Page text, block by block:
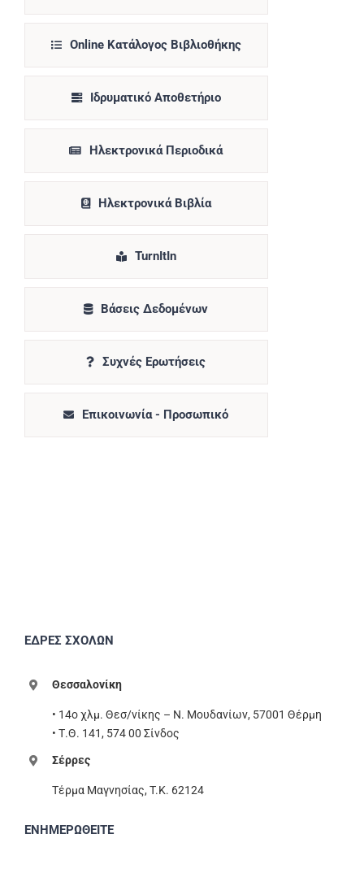
Online Κατάλογος Βιβλιοθήκης
Ιδρυματικό Αποθετήριο
Ηλεκτρονικά Περιοδικά
Ηλεκτρονικά Βιβλία
TurnItIn
Βάσεις Δεδομένων
Συχνές Ερωτήσεις
Επικοινωνία - Προσωπικό
ΕΔΡΕΣ ΣΧΟΛΩΝ
Θεσσαλονίκη
• 14ο χλμ. Θεσ/νίκης – Ν. Μουδανίων, 57001 Θέρμη
• Τ.Θ. 141, 574 00 Σίνδος
Σέρρες
Τέρμα Μαγνησίας, T.K. 62124
ΕΝΗΜΕΡΩΘΕΙΤΕ